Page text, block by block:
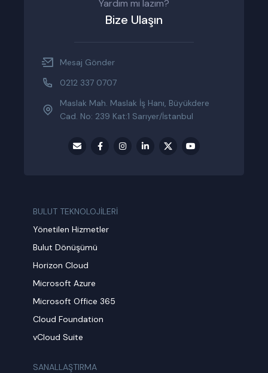
Yardım mı lazım?
Bize Ulaşın
Mesaj Gönder
0212 337 0707
Maslak Mah. Maslak İş Hanı, Büyükdere
Cad. No: 239 Kat:1 Sarıyer/İstanbul
BULUT TEKNOLOJİLERİ
Yönetilen Hizmetler
Bulut Dönüşümü
Horizon Cloud
Microsoft Azure
Microsoft Office 365
Cloud Foundation
vCloud Suite
SANALLAŞTIRMA